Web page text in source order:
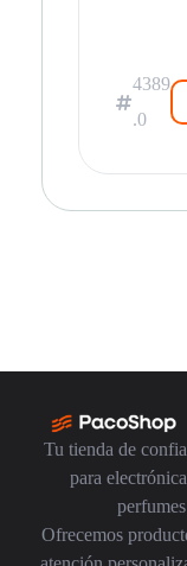
4389
.0
Tu tienda de
para
Ofrecemos